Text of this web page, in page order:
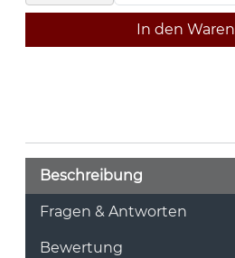
In den
Beschreibung
Fragen & Antworten
Bewertung